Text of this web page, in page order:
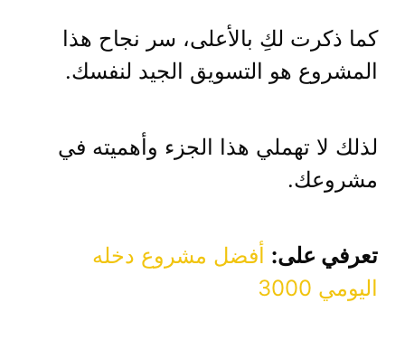
كما ذكرت لكِ بالأعلى، سر نجاح هذا
المشروع هو التسويق الجيد لنفسك.
لذلك لا تهملي هذا الجزء وأهميته في
مشروعك.
تعرفي على: أفضل مشروع دخله
اليومي 3000